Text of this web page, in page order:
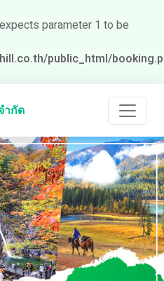
parameter 1 to be
public_html/
ำกัด